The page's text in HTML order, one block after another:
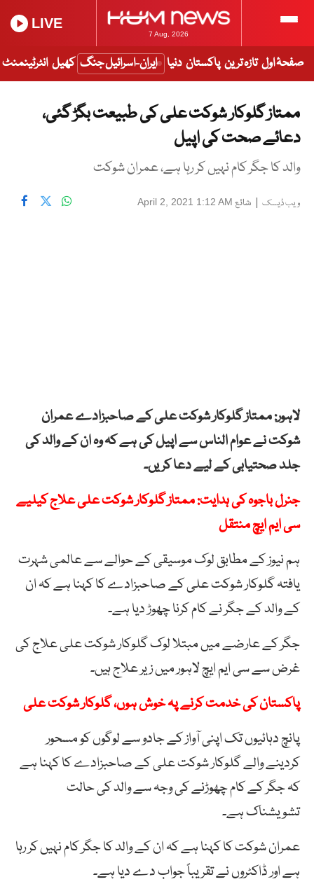
7 Aug, 2026
LIVE
صفحۂ اول تازہ ترین پاکستان دنیا ایران-اسرائیل جنگ کھیل انٹرٹینمنٹ
ممتاز گلوکار شوکت علی کی طبیعت بگڑ گئی،
دعائے صحت کی اپیل
والد کا جگر کام نہیں کر رہا ہے، عمران شوکت
ویب ڈیسک | شائع April 2, 2021 1:12 AM
لاہور: ممتاز گلوکار شوکت علی کے صاحبزادے عمران
شوکت نے عوام الناس سے اپیل کی ہے کہ وہ ان کے والد کی
جلد صحتیابی کے لیے دعا کریں۔
جنرل باجوہ کی ہدایت: ممتاز گلوکار شوکت علی علاج کیلیے
سی ایم ایچ منتقل
ہم نیوز کے مطابق لوک موسیقی کے حوالے سے عالمی شہرت
یافتہ گلوکار شوکت علی کے صاحبزادے کا کہنا ہے کہ ان
کے والد کے جگر نے کام کرنا چھوڑ دیا ہے۔
جگر کے عارضے میں مبتلا لوک گلوکار شوکت علی علاج کی
غرض سے سی ایم ایچ لاہور میں زیر علاج ہیں۔
پاکستان کی خدمت کرنے پہ خوش ہوں، گلوکار شوکت علی
پانچ دہائیوں تک اپنی آواز کے جادو سے لوگوں کو مسحور
کردینے والے گلوکار شوکت علی کے صاحبزادے کا کہنا ہے
کہ جگر کے کام چھوڑنے کی وجہ سے والد کی حالت
تشویشناک ہے۔
عمران شوکت کا کہنا ہے کہ ان کے والد کا جگر کام نہیں کر رہا
ہے اور ڈاکٹروں نے تقریباً جواب دے دیا ہے۔